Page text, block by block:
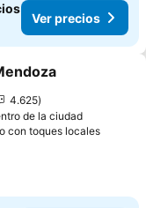
Ver precios
4.625
de la ciudad
con toques localesVer